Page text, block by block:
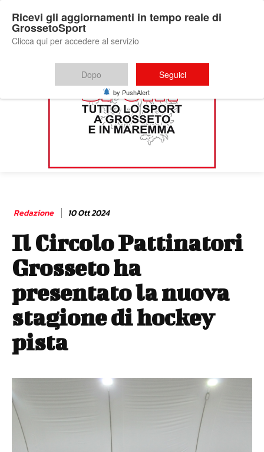
Redazione 10 Ott 2024
Il Circolo Pattinatori
Grosseto ha
presentato la nuova
stagione di hockey
pista
Ricevi gli aggiornamenti in tempo reale di
GrossetoSport
Clicca qui per accedere al servizio
Dopo Seguici
by PushAlert